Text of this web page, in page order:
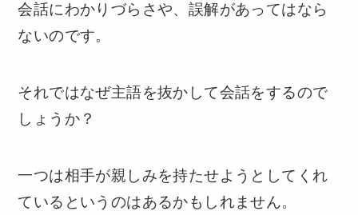
会話にわかりづらさや、誤解があってはなら
ないのです。
それではなぜ主語を抜かして会話をするので
しょうか？
一つは相手が親しみを持たせようとしてくれ
ているというのはあるかもしれません。